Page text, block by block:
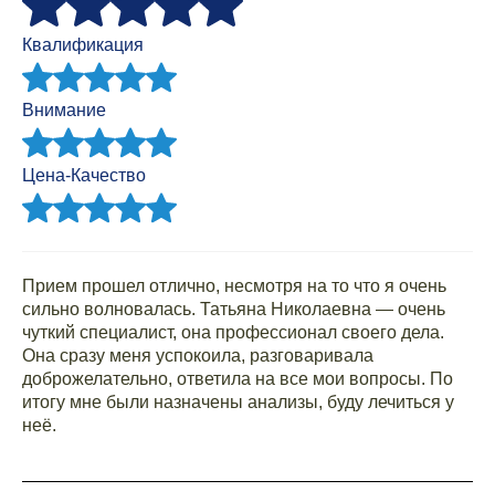
Квалификация
Внимание
Цена-Качество
Прием прошел отлично, несмотря на то что я очень
сильно волновалась. Татьяна Николаевна — очень
чуткий специалист, она профессионал своего дела.
Она сразу меня успокоила, разговаривала
доброжелательно, ответила на все мои вопросы. По
итогу мне были назначены анализы, буду лечиться у
неё.